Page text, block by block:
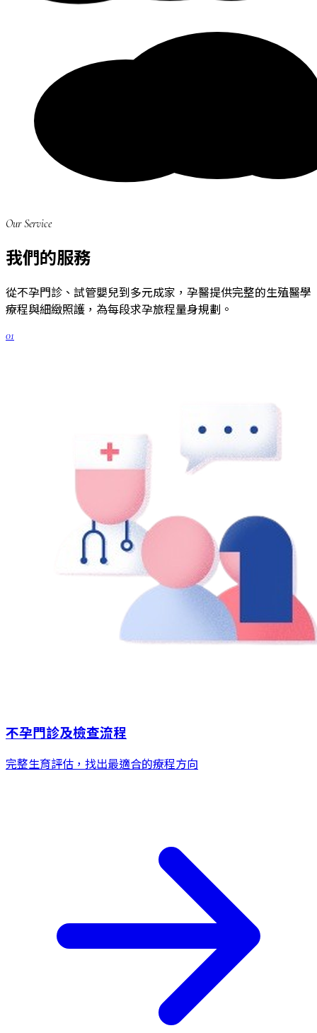
Our Service
我們的服務
從不孕門診、試管嬰兒到多元成家，孕醫提供完整的生殖醫學
療程與細緻照護，為每段求孕旅程量身規劃。
01
不孕門診及檢查流程
完整生育評估，找出最適合的療程方向